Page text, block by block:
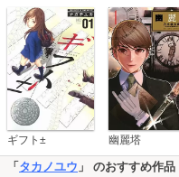
ギフト± 幽麗塔
「 タカノユウ 」 のおすすめ作品